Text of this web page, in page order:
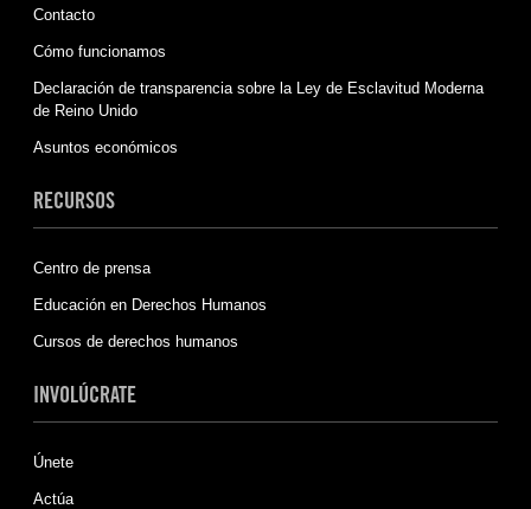
Contacto
Cómo funcionamos
Declaración de transparencia sobre la Ley de Esclavitud Moderna
de Reino Unido
Asuntos económicos
RECURSOS
Centro de prensa
Educación en Derechos Humanos
Cursos de derechos humanos
INVOLÚCRATE
Únete
Actúa